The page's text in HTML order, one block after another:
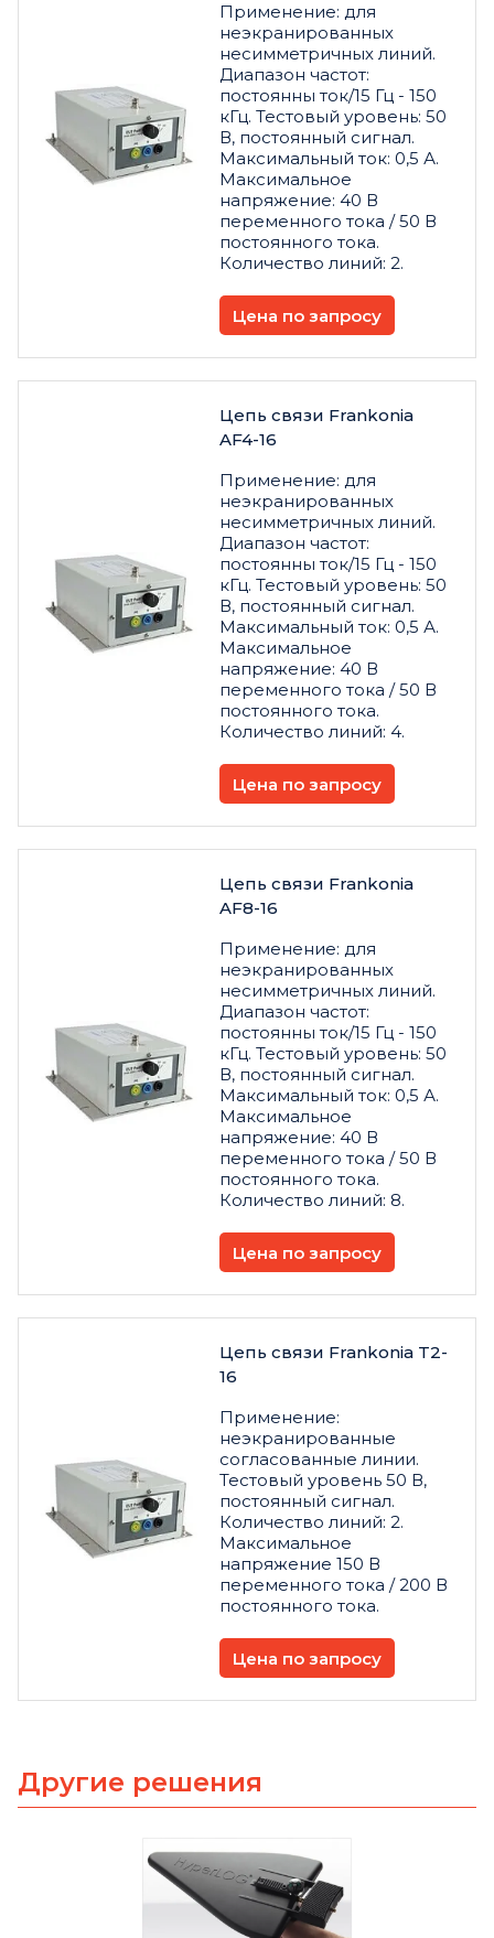
Применение: для
неэкранированных
несимметричных линий.
Диапазон частот:
постоянны ток/15 Гц - 150
кГц. Тестовый уровень: 50
В, постоянный сигнал.
Максимальный ток: 0,5 А.
Максимальное
напряжение: 40 В
переменного тока / 50 В
постоянного тока.
Количество линий: 2.
Цена по запросу
Цепь связи Frankonia
AF4-16
Применение: для
неэкранированных
несимметричных линий.
Диапазон частот:
постоянны ток/15 Гц - 150
кГц. Тестовый уровень: 50
В, постоянный сигнал.
Максимальный ток: 0,5 А.
Максимальное
напряжение: 40 В
переменного тока / 50 В
постоянного тока.
Количество линий: 4.
Цена по запросу
Цепь связи Frankonia
AF8-16
Применение: для
неэкранированных
несимметричных линий.
Диапазон частот:
постоянны ток/15 Гц - 150
кГц. Тестовый уровень: 50
В, постоянный сигнал.
Максимальный ток: 0,5 А.
Максимальное
напряжение: 40 В
переменного тока / 50 В
постоянного тока.
Количество линий: 8.
Цена по запросу
Цепь связи Frankonia T2-
16
Применение:
неэкранированные
согласованные линии.
Тестовый уровень 50 В,
постоянный сигнал.
Количество линий: 2.
Максимальное
напряжение 150 В
переменного тока / 200 В
постоянного тока.
Цена по запросу
Другие решения